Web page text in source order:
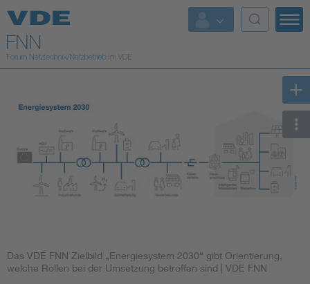
Top Themen
Fokusthemen
Energy
AI & Digital Trust
Health
Standards
Das VDE FNN Zielbild „Energiesystem 2030“ gibt Orientierung,
welche Rollen bei der Umsetzung betroffen sind | VDE FNN